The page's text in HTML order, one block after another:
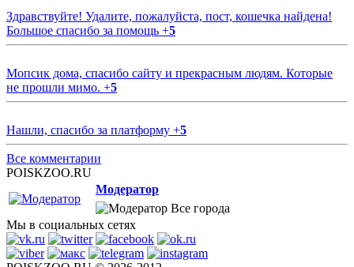
Здравствуйте! Удалите, пожалуйста, пост, кошечка найдена!
Большое спасибо за помощь +5
Мопсик дома, спасибо сайту и прекрасным людям. Которые
не прошли мимо. +5
Нашли, спасибо за платформу +5
Все комментарии
POISKZOO.RU
Модератор
Все города
Мы в социальных сетях